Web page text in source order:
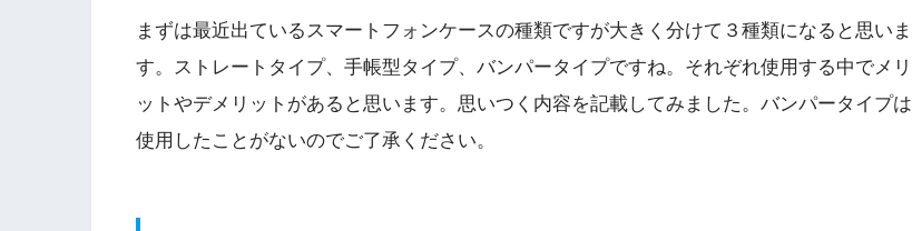
まずは最近出ているスマートフォンケースの種類ですが大きく分けて３種類になると思いま
す。 ストレートタイプ、手帳型タイプ、バンパータイプですね。それぞれ使用する中でメリ
ットやデメリットがあると思います。思いつく内容を記載してみました。 バンパータイプは
使用したことがないのでご了承ください。